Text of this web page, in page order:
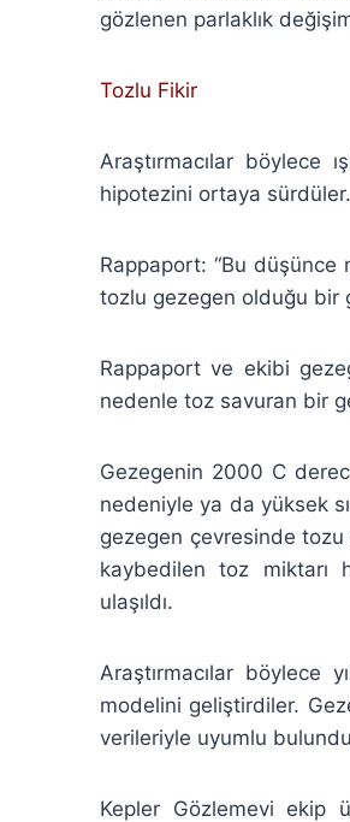
gözlenen parlaklık
Tozlu Fikir
Araştırmacılar böylece
hipotezini ortaya sürdüler.
Rappaport: “Bu düşünce
tozlu gezegen olduğu bir
Rappaport ve ekibi
nedenle toz savuran bir
Gezegenin 2000 C
nedeniyle ya da yüksek
gezegen çevresinde
kaybedilen toz miktarı
ulaşıldı.
Araştırmacılar böylece
modelini geliştirdiler.
verileriyle uyumlu
Kepler Gözlemevi ekip